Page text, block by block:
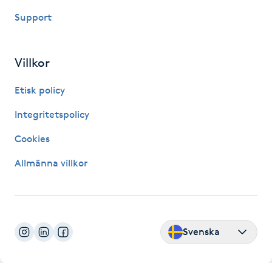
Kroppspeeling
Käkledsbehandling
Laserbehandling
Support
Villkor
Etisk policy
Integritetspolicy
Cookies
Allmänna villkor
Svenska